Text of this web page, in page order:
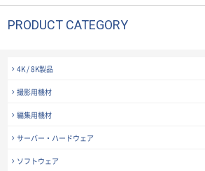
PRODUCT CATEGORY
4K / 8K製品
撮影用機材
編集用機材
サーバー・ハードウェア
ソフトウェア